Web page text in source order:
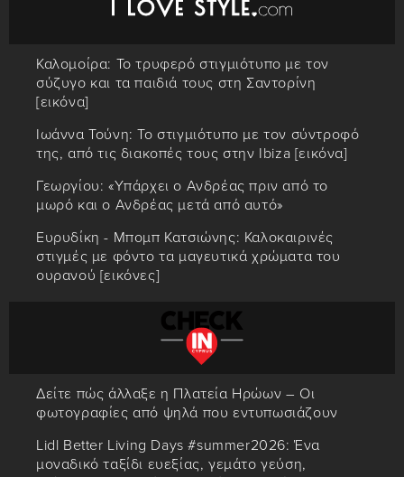
Καλομοίρα: Το τρυφερό στιγμιότυπο με τον
σύζυγο και τα παιδιά τους στη Σαντορίνη
[εικόνα]
Ιωάννα Τούνη: Το στιγμιότυπο με τον σύντροφό
της, από τις διακοπές τους στην Ibiza [εικόνα]
Γεωργίου: «Υπάρχει ο Ανδρέας πριν από το
μωρό και ο Ανδρέας μετά από αυτό»
Ευρυδίκη - Μπομπ Κατσιώνης: Καλοκαιρινές
στιγμές με φόντο τα μαγευτικά χρώματα του
ουρανού [εικόνες]
Δείτε πώς άλλαξε η Πλατεία Ηρώων – Οι
φωτογραφίες από ψηλά που εντυπωσιάζουν
Lidl Better Living Days #summer2026: Ένα
μοναδικό ταξίδι ευεξίας, γεμάτο γεύση,